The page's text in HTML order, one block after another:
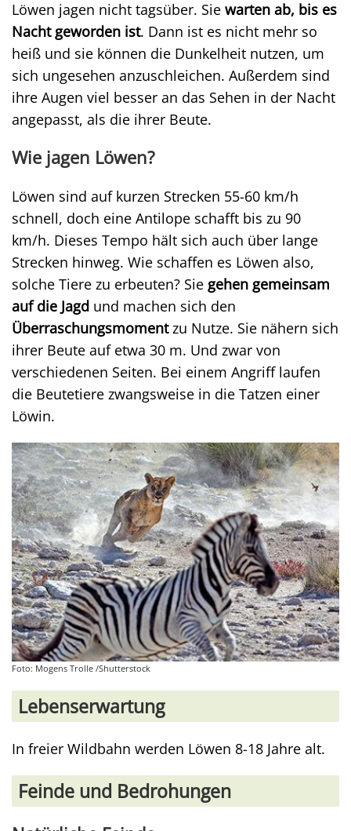
Löwen jagen nicht tagsüber. Sie warten ab, bis es
Nacht geworden ist. Dann ist es nicht mehr so
heiß und sie können die Dunkelheit nutzen, um
sich ungesehen anzuschleichen. Außerdem sind
ihre Augen viel besser an das Sehen in der Nacht
angepasst, als die ihrer Beute.
Wie jagen Löwen?
Löwen sind auf kurzen Strecken 55-60 km/h
schnell, doch eine Antilope schafft bis zu 90
km/h. Dieses Tempo hält sich auch über lange
Strecken hinweg. Wie schaffen es Löwen also,
solche Tiere zu erbeuten? Sie gehen gemeinsam
auf die Jagd und machen sich den
Überraschungsmomentzu Nutze. Sie nähern sich
ihrer Beute auf etwa 30 m. Und zwar von
verschiedenen Seiten. Bei einem Angriff laufen
die Beutetiere zwangsweise in die Tatzen einer
Löwin.
Foto: Mogens Trolle /Shutterstock
Lebenserwartung
In freier Wildbahn werden Löwen 8-18 Jahre alt.
Feinde und Bedrohungen